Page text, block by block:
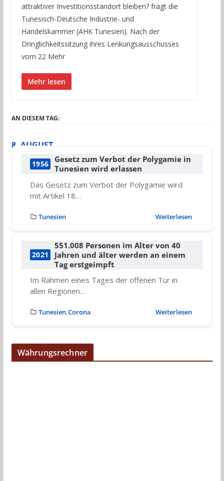
attraktiver Investitionsstandort bleiben? fragt die
Tunesisch-Deutsche Industrie- und
Handelskammer (AHK Tunesien). Nach der
Dringlichkeitssitzung ihres Lenkungsausschusses
vom 22 Mehr
Mehr lesen
AN DIESEM TAG:
8. AUGUST
1956
Gesetz zum Verbot der Polygamie in
Tunesien wird erlassen
Das Gesetz zum Verbot der Polygamie wird
mit Artikel 18…
Tunesien Weiterlesen
2021
551.008 Personen im Alter von 40
Jahren und älter werden an einem
Tag erstgeimpft
Im Rahmen eines Tages der offenen Tür in
allen Regionen…
Tunesien, Corona Weiterlesen
Währungsrechner